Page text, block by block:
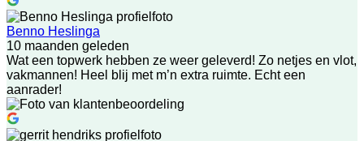
Benno Heslinga
10 maanden geleden
Wat een topwerk hebben ze weer geleverd! Zo netjes en vlot,
vakmannen! Heel blij met m’n extra ruimte. Echt een
aanrader!